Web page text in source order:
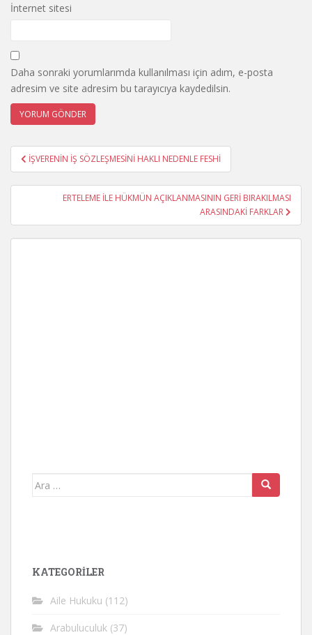
İnternet sitesi
Daha sonraki yorumlarımda kullanılması için adım, e-posta
adresim ve site adresim bu tarayıcıya kaydedilsin.
Yazı
gezinmesi
İŞVERENİN İŞ SÖZLEŞMESİNİ HAKLI NEDENLE FESHİ
ERTELEME İLE HÜKMÜN AÇIKLANMASININ GERİ BIRAKILMASI
ARASINDAKİ FARKLAR
Arama
KATEGORİLER
Aile Hukuku (112)
Arabuluculuk (37)